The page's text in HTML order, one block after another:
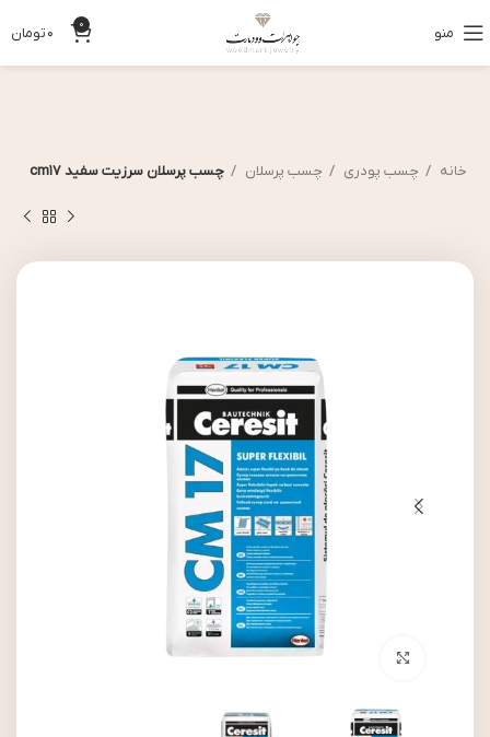
منو 0
0تومان
خانه چسب پودری چسب پرسلان چسب پرسلان سرزیت سفید cm17
بزرگنمایی تصویر